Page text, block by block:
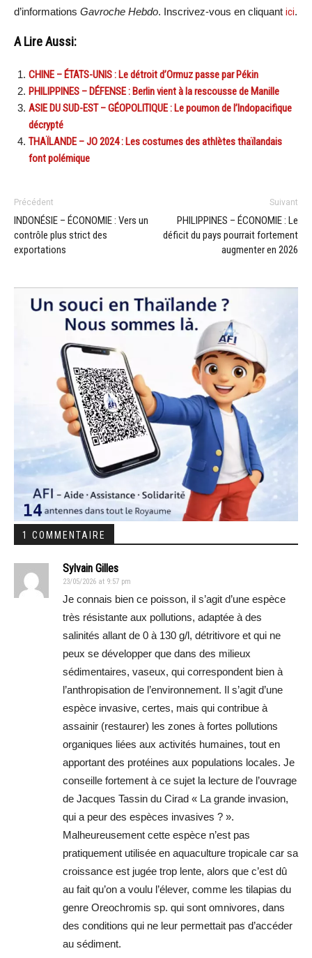
d’informations Gavroche Hebdo. Inscrivez-vous en cliquant ici.
A Lire Aussi:
CHINE – ÉTATS-UNIS : Le détroit d’Ormuz passe par Pékin
PHILIPPINES – DÉFENSE : Berlin vient à la rescousse de Manille
ASIE DU SUD-EST – GÉOPOLITIQUE : Le poumon de l’Indopacifique
décrypté
THAÏLANDE – JO 2024 : Les costumes des athlètes thaïlandais
font polémique
Précédent
INDONÉSIE – ÉCONOMIE : Vers un
contrôle plus strict des
exportations
Suivant
PHILIPPINES – ÉCONOMIE : Le
déficit du pays pourrait fortement
augmenter en 2026
1 COMMENTAIRE
Sylvain Gilles
23/05/2026 at 9:57 pm
Je connais bien ce poisson, il s’agit d’une espèce
très résistante aux pollutions, adaptée à des
salinités allant de 0 à 130 g/l, détritivore et qui ne
peux se développer que dans des milieux
sédimentaires, vaseux, qui correspondent bien à
l’anthropisation de l’environnement. Il s’agit d’une
espèce invasive, certes, mais qui contribue à
assainir (restaurer) les zones à fortes pollutions
organiques liées aux activités humaines, tout en
apportant des protéines aux populations locales. Je
conseille fortement à ce sujet la lecture de l’ouvrage
de Jacques Tassin du Cirad « La grande invasion,
qui a peur des espèces invasives ? ».
Malheureusement cette espèce n’est pas
pratiquement utilisée en aquaculture tropicale car sa
croissance est jugée trop lente, alors que c’est dû
au fait qu’on a voulu l’élever, comme les tilapias du
genre Oreochromis sp. qui sont omnivores, dans
des conditions qui ne leur permettait pas d’accéder
au sédiment.